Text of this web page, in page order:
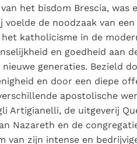
het bisdom Brescia, was
voelde de noodzaak van
katholicisme in de
en goedheid aan
generaties. Bezield
en door een diepe
apostolische
Artigianelli, de uitgeverij
Nazareth en de
van zijn intense en